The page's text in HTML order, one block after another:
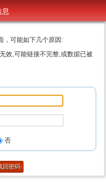
，可能如下几个原因:
效,可能链接不完整,或数据已被
否